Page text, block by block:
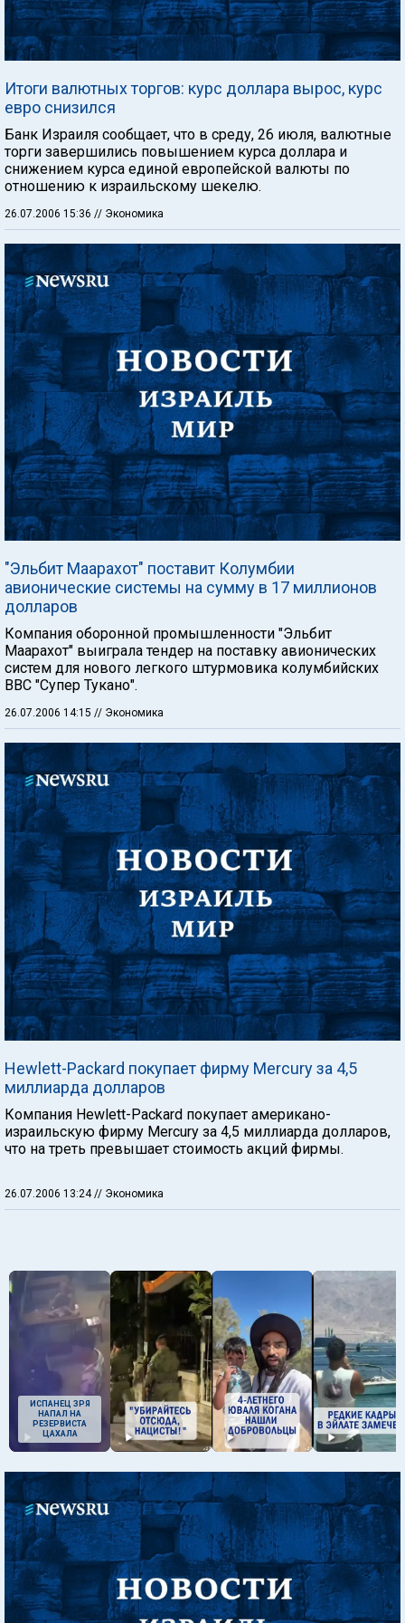
Итоги валютных торгов: курс доллара вырос, курс
евро снизился
Банк Израиля сообщает, что в среду, 26 июля, валютные
торги завершились повышением курса доллара и
снижением курса единой европейской валюты по
отношению к израильскому шекелю.
26.07.2006 15:36 // Экономика
"Эльбит Маарахот" поставит Колумбии
авионические системы на сумму в 17 миллионов
долларов
Компания оборонной промышленности "Эльбит
Маарахот" выиграла тендер на поставку авионических
систем для нового легкого штурмовика колумбийских
ВВС "Супер Тукано".
26.07.2006 14:15 // Экономика
Hewlett-Packard покупает фирму Mercury за 4,5
миллиарда долларов
Компания Hewlett-Packard покупает американо-
израильскую фирму Mercury за 4,5 миллиарда долларов,
что на треть превышает стоимость акций фирмы.
26.07.2006 13:24 // Экономика
ИСПАНЕЦ ЗРЯ
НАПАЛ НА
РЕЗЕРВИСТА
ЦАХАЛА